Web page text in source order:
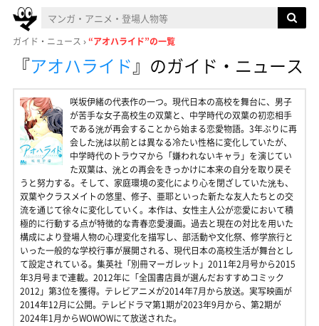
ガイド・ニュース “アオハライド”の一覧
『アオハライド』 のガイド・ニュース
咲坂伊緒の代表作の一つ。現代日本の高校を舞台に、男子
が苦手な女子高校生の双葉と、中学時代の双葉の初恋相手
である洸が再会することから始まる恋愛物語。3年ぶりに再
会した洸は以前とは異なる冷たい性格に変化していたが、
中学時代のトラウマから「嫌われないキャラ」を演じてい
た双葉は、洸との再会をきっかけに本来の自分を取り戻そ
うと努力する。そして、家庭環境の変化により心を閉ざしていた洸も、
双葉やクラスメイトの悠里、修子、亜耶といった新たな友人たちとの交
流を通じて徐々に変化していく。本作は、女性主人公が恋愛において積
極的に行動する点が特徴的な青春恋愛漫画。過去と現在の対比を用いた
構成により登場人物の心理変化を描写し、部活動や文化祭、修学旅行と
いった一般的な学校行事が展開される、現代日本の高校生活が舞台とし
て設定されている。集英社「別冊マーガレット」2011年2月号から2015
年3月号まで連載。2012年に「全国書店員が選んだおすすめコミック
2012」第3位を獲得。テレビアニメが2014年7月から放送。実写映画が
2014年12月に公開。テレビドラマ第1期が2023年9月から、第2期が
2024年1月からWOWOWにて放送された。